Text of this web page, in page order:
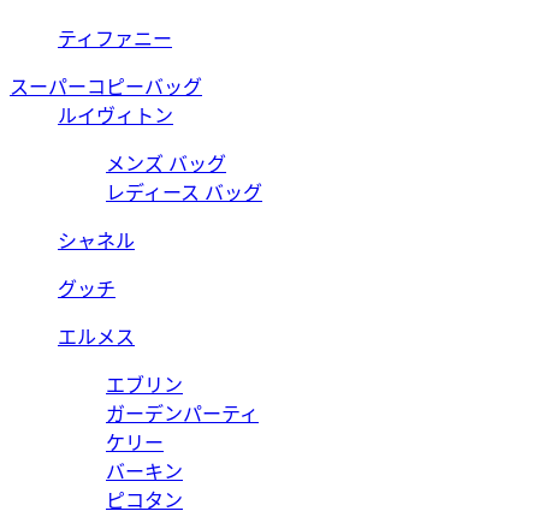
ティファニー
スーパーコピーバッグ
ルイヴィトン
メンズ バッグ
レディース バッグ
シャネル
グッチ
エルメス
エブリン
ガーデンパーティ
ケリー
バーキン
ピコタン